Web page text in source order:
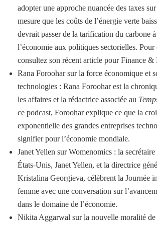
adopter une approche nuancée des taxes
mesure que les coûts de l’énergie verte
devrait passer de la tarification du carbone
l’économie aux politiques sectorielles. Pour
consultez son récent article pour Finance &
Rana Foroohar sur la force économique et
technologies : Rana Foroohar est la
les affaires et la rédactrice associée au
ce podcast, Foroohar explique ce que la
exponentielle des grandes entreprises
signifier pour l’économie mondiale.
Janet Yellen sur Womenomics : la secrétaire
États-Unis, Janet Yellen, et la directrice
Kristalina Georgieva, célèbrent la Journée
femme avec une conversation sur
dans le domaine de l’économie.
Nikita Aggarwal sur la nouvelle moralité